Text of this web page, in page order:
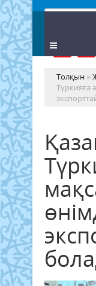
Толқын »
Түркияға